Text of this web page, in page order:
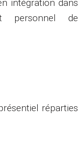
intégration dans
personnel de
réparties